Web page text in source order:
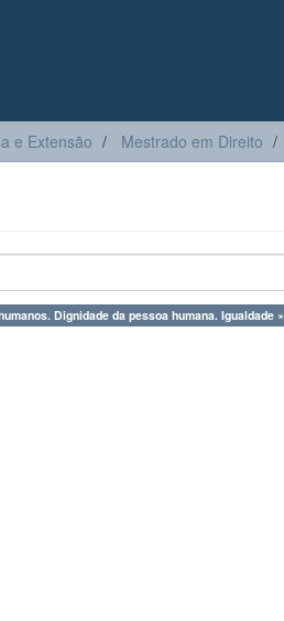
e Extensão Mestrado em Direito
Dignidade da pessoa humana. Igualdade ×